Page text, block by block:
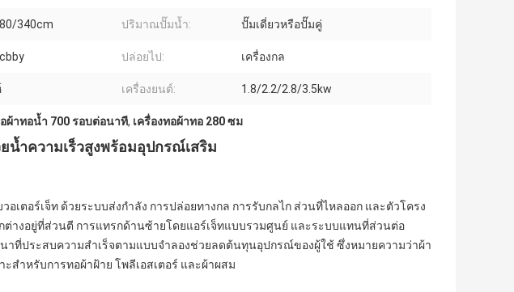
340cm ปริมาณปั๊มน้ำ: ปั๊มเดี่ยวหรือปั๊มคู่
ปล่อยไป: เครื่องกล
เครื่องยนต์: 1.8/2.2/2.8/3.5kw
ผ้าทอน้ำ 700 รอบต่อนาที, เครื่องทอผ้าทอ 280 ซม
น้ำความเร็วสูงพร้อมอุปกรณ์เสริม
เตอร์เจ็ท ด้วยระบบส่งกำลัง การปล่อยทางกล การรับกลไก ส่วนที่ไหลออก และตัวโครง
ต่างอยู่ที่ส่วนตี การแทรกด้านซ้ายโดยแอร์เจ็ทแบบรวมศูนย์ และระบบแทนที่ส่วนต่อ
าที่ประสบความสำเร็จตามแบบจำลองช่วยลดต้นทุนอุปกรณ์ของผู้ใช้ ซึ่งหมายความว่าผ้า
สำหรับการทอผ้าฝ้าย โพลีเอสเตอร์ และผ้าผสม